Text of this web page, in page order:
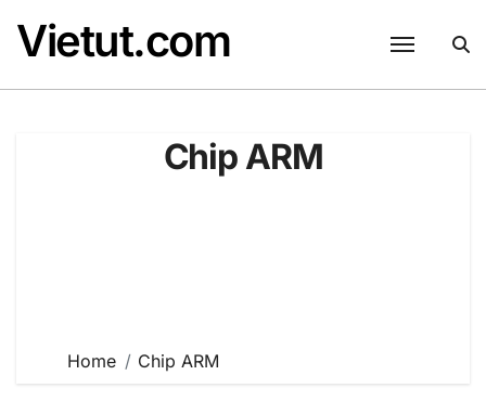
content
Vietut.com
Chip ARM
Home Chip ARM